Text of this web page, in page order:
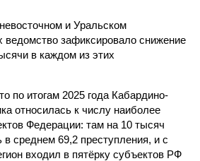
и Уральском
ведомство зафиксировало снижение
в каждом из этих
по итогам 2025 года Кабардино-
относилась к числу наиболее
Федерации: там на 10 тысяч
среднем 69,2 преступления, и с
входил в пятёрку субъектов РФ